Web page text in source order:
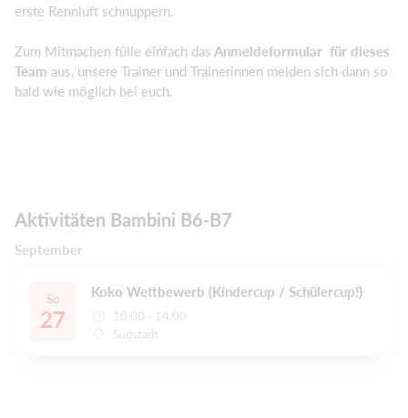
erste Rennluft schnuppern.
Zum Mitmachen fülle einfach das Anmeldeformular für dieses
Team aus, unsere Trainer und Trainerinnen melden sich dann so
bald wie möglich bei euch.
Aktivitäten Bambini B6-B7
September
So
27
Koko Wettbewerb (Kindercup / Schülercup!)
10:00 - 14:00
Südstadt